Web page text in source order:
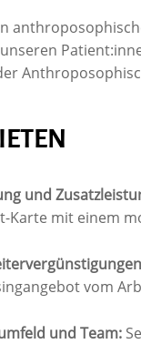
und
Karte mit einem
vom
und Team: